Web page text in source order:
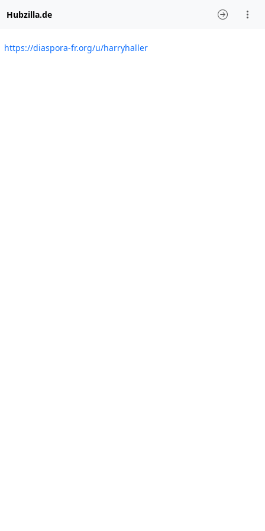
Hubzilla.de
https://diaspora-fr.org/u/harryhaller